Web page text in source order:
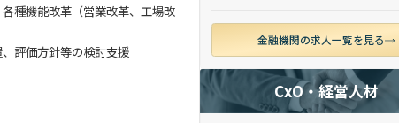
種機能改革（営業改革、工場改
評価方針等の検討支援
金融機関の求人一覧を見る
CxO・経営人材